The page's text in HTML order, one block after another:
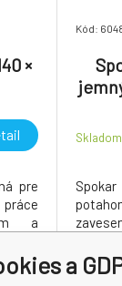
×
pre
a
Kód:
a